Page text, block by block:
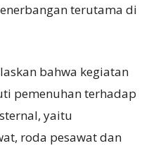
terutama di
bahwa kegiatan
pemenuhan terhadap
yaitu
roda pesawat dan